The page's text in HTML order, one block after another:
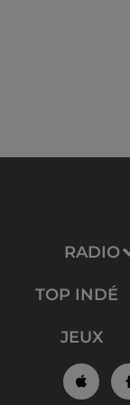
RADIO
TOP INDÉ
JEUX